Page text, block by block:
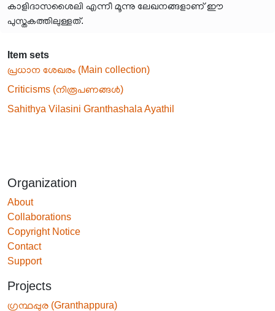
കാളിദാസശൈലി എന്നീ മൂന്നു ലേഖനങ്ങളാണ് ഈ
പുസ്തകത്തിലുള്ളത്.
Item sets
പ്രധാന ശേഖരം (Main collection)
Criticisms (നിരൂപണങ്ങൾ)
Sahithya Vilasini Granthashala Ayathil
Organization
About
Collaborations
Copyright Notice
Contact
Support
Projects
ഗ്രന്ഥപ്പുര (Granthappura)